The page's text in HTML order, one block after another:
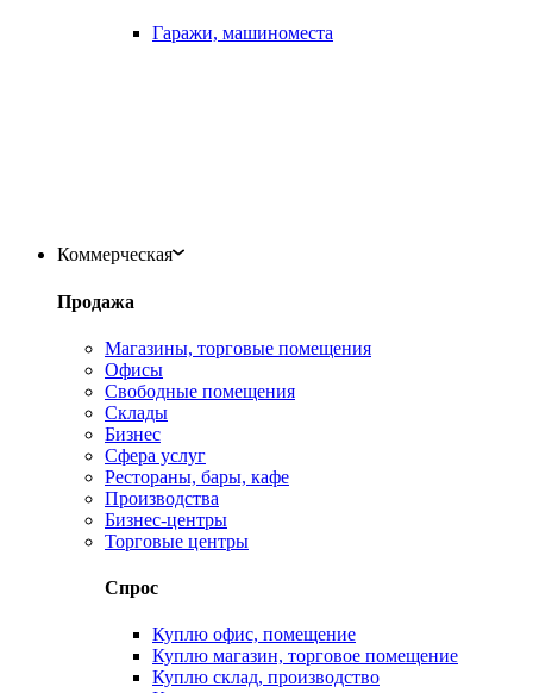
Гаражи, машиноместа
Коммерческая
Продажа
Магазины, торговые помещения
Офисы
Свободные помещения
Склады
Бизнес
Сфера услуг
Рестораны, бары, кафе
Производства
Бизнес-центры
Торговые центры
Спрос
Куплю офис, помещение
Куплю магазин, торговое помещение
Куплю склад, производство